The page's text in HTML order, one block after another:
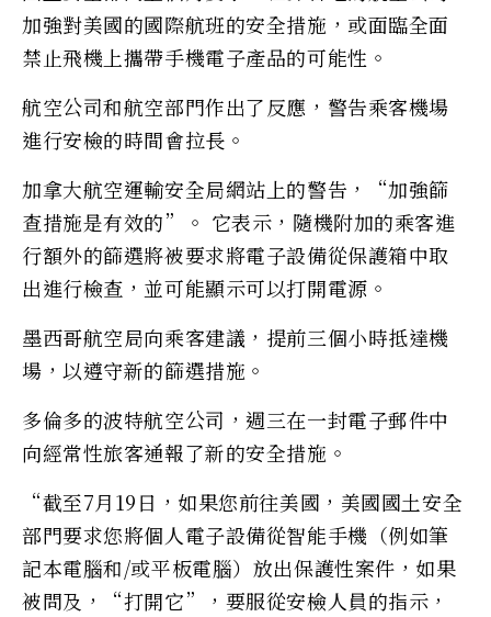
加強對美國的國際航班的安全措施，或面臨全面
禁止飛機上攜帶手機電子產品的可能性。
航空公司和航空部門作出了反應，警告乘客機場
進行安檢的時間會拉長。
加拿大航空運輸安全局網站上的警告，“加強篩
查措施是有效的”。 它表示，隨機附加的乘客進
行額外的篩選將被要求將電子設備從保護箱中取
出進行檢查，並可能顯示可以打開電源。
墨西哥航空局向乘客建議，提前三個小時抵達機
場，以遵守新的篩選措施。
多倫多的波特航空公司，週三在一封電子郵件中
向經常性旅客通報了新的安全措施。
“截至7月19日，如果您前往美國，美國國土安全
部門要求您將個人電子設備從智能手機（例如筆
記本電腦和/或平板電腦）放出保護性案件，如果
被問及，“打開它”，要服從安檢人員的指示，